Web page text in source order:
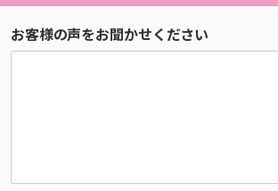
お客様の声をお聞かせください